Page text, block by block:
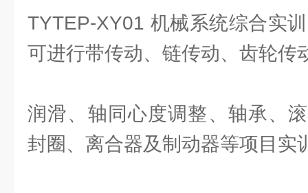
TYTEP-XY01 机械系统综合实
可进行带传动、链传动、齿轮传
润滑、轴同心度调整、轴承、
封圈、离合器及制动器等项目实